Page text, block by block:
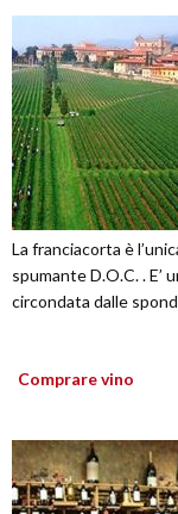
La franciacorta è
spumante D.O.C. . E’
circondata dalle
Comprare vino